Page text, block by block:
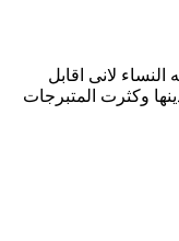
لانى اقابل
المتبرجات